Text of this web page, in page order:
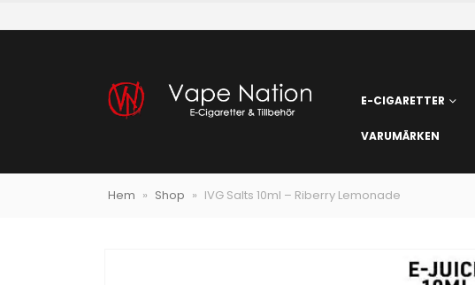
E-CIGARETTER
VARUMÄRKEN
Hem » Shop » IVG Salts 10ml – Riberry Lemonade